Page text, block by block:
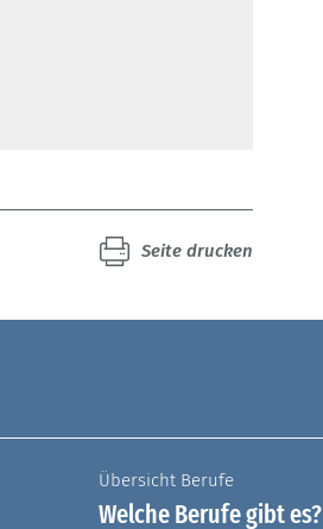
Seite drucken
Übersicht Berufe
Welche Berufe gibt es?